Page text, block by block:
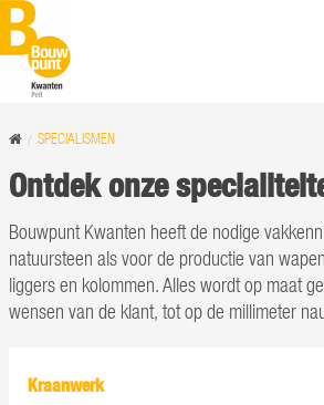
SPECIALISMEN
Ontdek onze
Bouwpunt Kwanten heeft de nodige
natuursteen als voor de productie van
liggers en kolommen. Alles wordt op maat
wensen van de klant, tot op de millimeter
Kraanwerk